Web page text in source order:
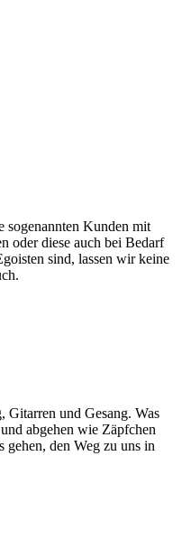
sogenannten Kunden mit
oder diese auch bei Bedarf
sind, lassen wir keine
Gitarren und Gesang. Was
abgehen wie Zäpfchen
den Weg zu uns in